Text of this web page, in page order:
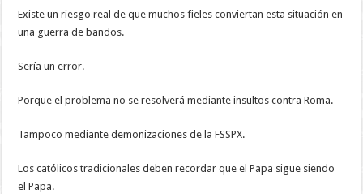
Existe un riesgo real de que muchos fieles conviertan esta situación en
una guerra de bandos.
Sería un error.
Porque el problema no se resolverá mediante insultos contra Roma.
Tampoco mediante demonizaciones de la FSSPX.
Los católicos tradicionales deben recordar que el Papa sigue siendo
el Papa.